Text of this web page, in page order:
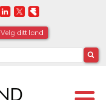
Velg ditt land